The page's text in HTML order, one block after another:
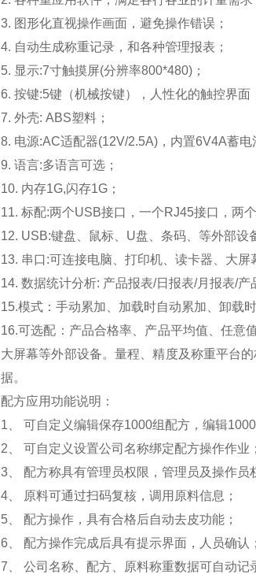
3. 图形化直视操作画面，避免操作错误；
4. 自动生成称重记录，和各种管理报表；
5. 显示:7寸触摸屏(分辨率800*480)；
6. 按键:5键（机械按键），人性化的触控界面
7. 外壳: ABS塑料；
8. 电源:AC适配器(12V/2.5A)，内置6V4A蓄电
9. 语言:多语言可选；
10. 内存1G,闪存1G；
11. 标配:两个USB接口，一个RJ45接口，两
12. USB:键盘、鼠标、U盘、条码、等外部设
13. 串口:可连接电脑、打印机、读卡器、大屏
14. 数据统计分析: 产品报表/日报表/月报表/
15.模式：手动累加、加载时自动累加、卸载
16.可选配：产品合格率、产品平均值、任意
大屏幕等外部设备。量程、精度及称重平台
据。
配方应用功能说明：
1、 可自定义编辑保存1000组配方，编辑
2、 可自定义设置公司名称绑定配方操作作业；
3、 配方称具有管理员权限，管理员及操作员
4、 原料可通过扫码复核，调用原料信息；
5、 配方操作，具有合格后自动去皮功能；
6、 配方操作完成后具有提示界面，人员确认；
7、 公司名称、配方、原料称重数据可自动记